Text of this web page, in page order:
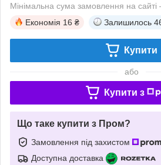
Мінімальна сума замовлення на
Економія 16 ₴ Залишилось
Купити
або
Купити з
Що таке купити з Пром?
Замовлення під захистом
Доступна доставка